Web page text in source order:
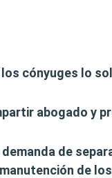
los cónyuges lo
abogado y
de
de